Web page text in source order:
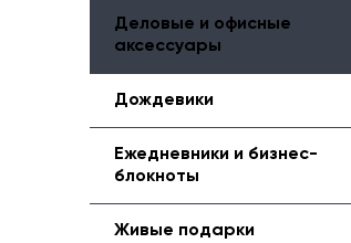
Деловые и офисные
аксессуары
Дождевики
Ежедневники и бизнес-
блокноты
Живые подарки